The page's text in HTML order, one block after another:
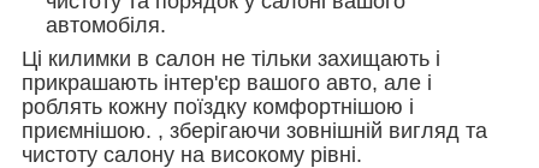
автомобіля.
Ці килимки в салон не тільки захищають і
прикрашають інтер'єр вашого авто, але і
роблять кожну поїздку комфортнішою і
приємнішою. , зберігаючи зовнішній вигляд та
чистоту салону на високому рівні.